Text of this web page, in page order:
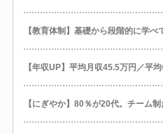
【教育体制】基礎から段階的に学
【年収UP】平均月収45.5万円／平
【にぎやか】80％が20代。チーム